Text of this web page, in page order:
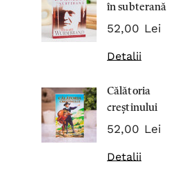
în subterană
52,00 Lei
Detalii
Călătoria
creștinului
52,00 Lei
Detalii